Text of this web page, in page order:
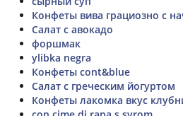
Конфеты вива грациозно с
Салат с авокадо
форшмак
ylibka negra
Конфеты cont&blue
Салат с греческим йогуртом
Конфеты лакомка вкус